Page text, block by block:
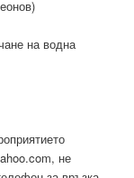
на водна
не